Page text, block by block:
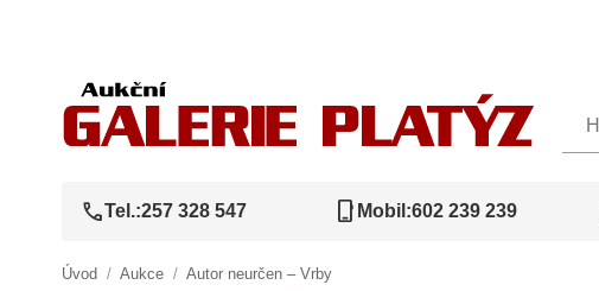
callTel.:257 328 547 phone_iphone Mobil:602 239 239
Úvod / Aukce / Autor neurčen – Vrby